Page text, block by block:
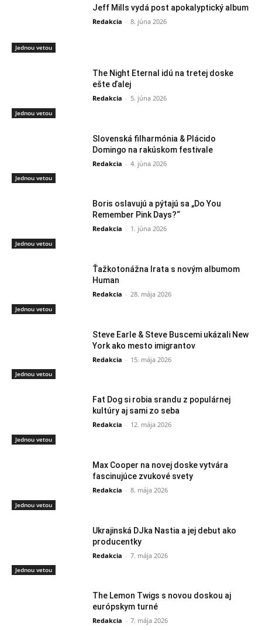
Jednou vetou
Jeff Mills vydá post apokalyptický album
Redakcia - 8. júna 2026
Jednou vetou
The Night Eternal idú na tretej doske
ešte ďalej
Redakcia - 5. júna 2026
Jednou vetou
Slovenská filharmónia & Plácido
Domingo na rakúskom festivale
Redakcia - 4. júna 2026
Jednou vetou
Boris oslavujú a pýtajú sa „Do You
Remember Pink Days?“
Redakcia - 1. júna 2026
Jednou vetou
Ťažkotonážna Irata s novým albumom
Human
Redakcia - 28. mája 2026
Jednou vetou
Steve Earle & Steve Buscemi ukázali New
York ako mesto imigrantov
Redakcia - 15. mája 2026
Jednou vetou
Fat Dog si robia srandu z populárnej
kultúry aj sami zo seba
Redakcia - 12. mája 2026
Jednou vetou
Max Cooper na novej doske vytvára
fascinujúce zvukové svety
Redakcia - 8. mája 2026
Jednou vetou
Ukrajinská DJka Nastia a jej debut ako
producentky
Redakcia - 7. mája 2026
The Lemon Twigs s novou doskou aj
európskym turné
Redakcia - 7. mája 2026